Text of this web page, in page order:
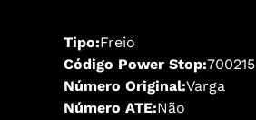
Tipo:Freio
Código Power Stop:700215
Número Original:Varga
Número ATE:Não